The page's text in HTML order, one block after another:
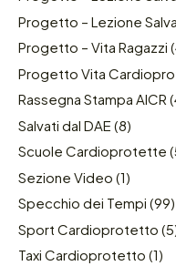
Progetto – Lezione
Progetto – Vita Ragazzi
Progetto Vita
Rassegna Stampa AICR
Salvati dal DAE (8)
Scuole Cardioprotette
Sezione Video (1)
Specchio dei Tempi (99)
Sport Cardioprotetto
Taxi Cardioprotetto (1)